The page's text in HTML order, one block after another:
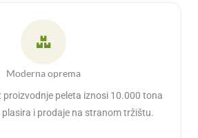
Moderna oprema
proizvodnje peleta iznosi 10.000 tona
plasira i prodaje na stranom tržištu.